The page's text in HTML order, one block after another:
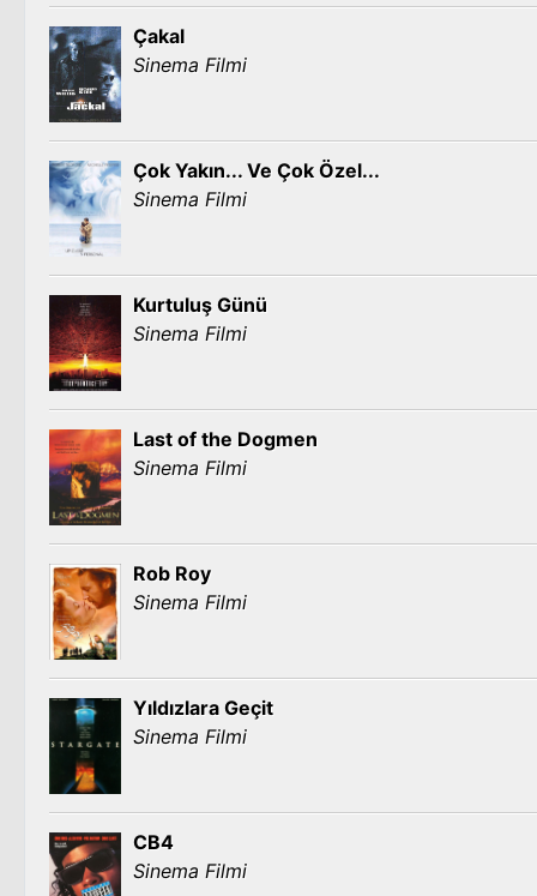
Çakal
Sinema Filmi
Çok Yakın... Ve Çok Özel...
Sinema Filmi
Kurtuluş Günü
Sinema Filmi
Last of the Dogmen
Sinema Filmi
Rob Roy
Sinema Filmi
Yıldızlara Geçit
Sinema Filmi
CB4
Sinema Filmi